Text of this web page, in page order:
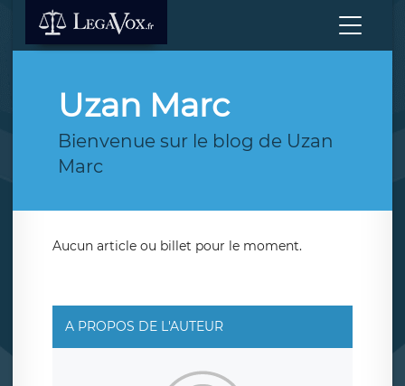
Uzan Marc
Bienvenue sur le blog de Uzan
Marc
Aucun article ou billet pour le moment.
A PROPOS DE L'AUTEUR